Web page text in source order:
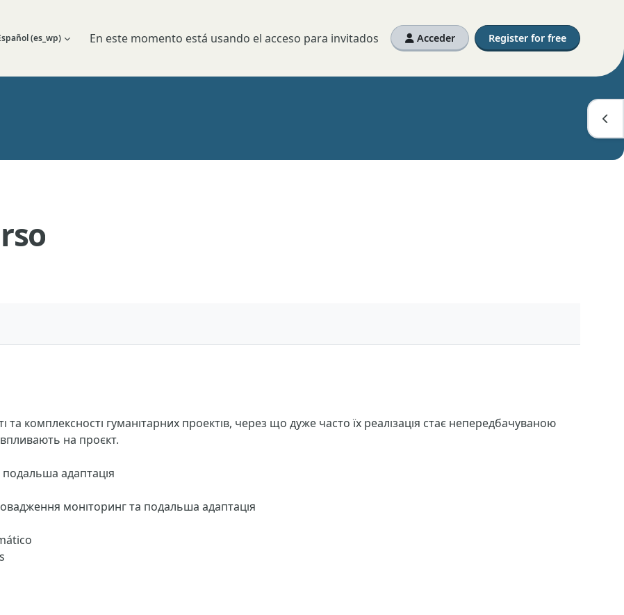
de entrada
‎(es_wp)‎ En este momento está usando el acceso para invitados Acceder Register for free
та комплексності гуманітарних проектів, через що дуже часто їх реалізація стає непередбачуваною
на проєкт.
подальша адаптація
моніторинг та подальша адаптація